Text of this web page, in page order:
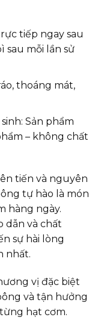
tiếp ngay sau
sau mỗi lần sử
thoáng mát,
Sản phẩm
– không chất
tiến và nguyên
tự hào là món
hàng ngày.
dẫn và chất
sự hài lòng
nhất.
vị đặc biệt
và tận hưởng
hạt cơm.